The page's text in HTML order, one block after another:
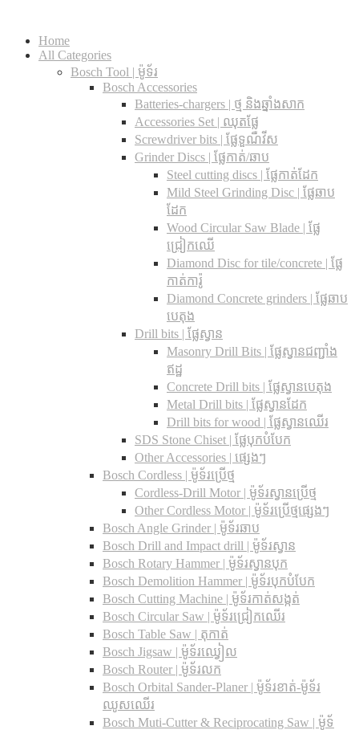
Home
All Categories
Bosch Tool | ម៉ូទ័រ
Bosch Accessories
Batteries-chargers | ថ្ម និងឆ្នាំងសាក
Accessories Set | ឈុតផ្លែ
Screwdriver bits | ផ្លែទួណឺវីស
Grinder Discs |​ ផ្លែកាត់/ឆាប
Steel cutting discs |​ ផ្លែកាត់ដែក
Mild Steel Grinding Disc | ផ្លែឆាប
ដែក
Wood Circular Saw Blade | ផ្លែ
ជ្រៀកឈើ
Diamond Disc for tile/concrete​ | ផ្លែ
កាត់ការ៉ូ
Diamond Concrete grinders | ផ្លែឆាប
បេតុង
Drill bits |​ ផ្លែស្វាន
Masonry Drill Bits |​ ផ្លែស្វានជញ្ជាំង
ឥដ្ឋ
Concrete Drill bits |​ ផ្លែស្វានបេតុង
Metal Drill bits |​ ផ្លែស្វានដែក
Drill bits for wood |​ ផ្លែស្វានឈើរ
SDS Stone Chiset |​ ផ្លែបុកបំបែក
Other Accessories | ផ្សេងៗ
Bosch Cordless | ម៉ូទ័រប្រើថ្ម
Cordless-Drill Motor | ម៉ូទ័រស្វានប្រើថ្ម
Other Cordless Motor | ម៉ូទ័រប្រើថ្មផ្សេងៗ
Bosch Angle Grinder | ម៉ូទ័រឆាប
Bosch Drill and Impact drill | ម៉ូទ័រស្វាន
Bosch Rotary Hammer | ម៉ូទ័រស្វានបុក
Bosch Demolition Hammer | ម៉ូទ័របុកបំបែក
Bosch Cutting Machine | ម៉ូទ័រកាត់សង្កត់
Bosch Circular Saw | ម៉ូទ័រជ្រៀកឈើរ
Bosch Table Saw | តុកាត់
Bosch Jigsaw | ម៉ូទ័រឈ្វៀល
Bosch Router | ម៉ូទ័រលក
Bosch Orbital Sander-Planer​ | ម៉ូទ័រខាត់-ម៉ូទ័រ
ឈូសឈើរ
Bosch Muti-Cutter & Reciprocating Saw​ | ម៉ូទ័